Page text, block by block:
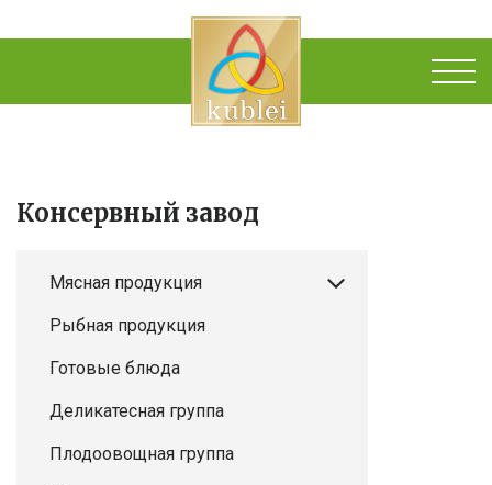
Консервный завод
Мясная продукция
Рыбная продукция
Готовые блюда
Деликатесная группа
Плодоовощная группа